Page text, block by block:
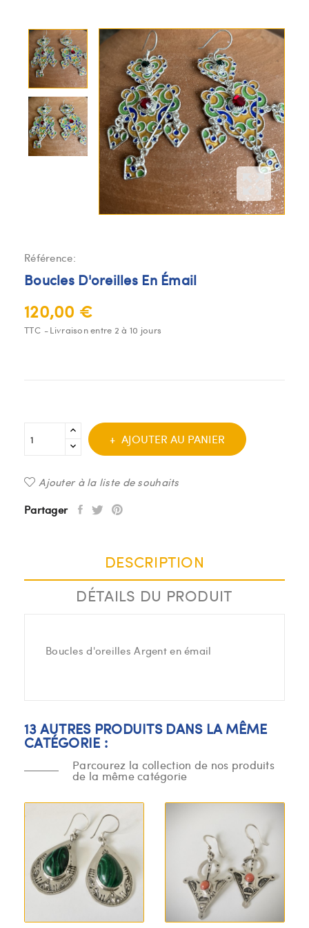
Référence:
Boucles D'oreilles En Émail
120,00 €
TTC Livraison entre 2 à 10 jours
AJOUTER AU PANIER
Ajouter à la liste de souhaits
Partager
DESCRIPTION
DÉTAILS DU PRODUIT
Boucles d'oreilles Argent en émail
13 AUTRES PRODUITS DANS LA MÊME
CATÉGORIE :
Parcourez la collection de nos produits
de la même catégorie